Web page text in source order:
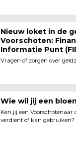
Nieuw loket in de
Voor­schoten:
Informatie Punt
Vragen of zorgen over
Wie wil jij een
Ken jij een Voorschotenaar
verdient of kan gebruiken?